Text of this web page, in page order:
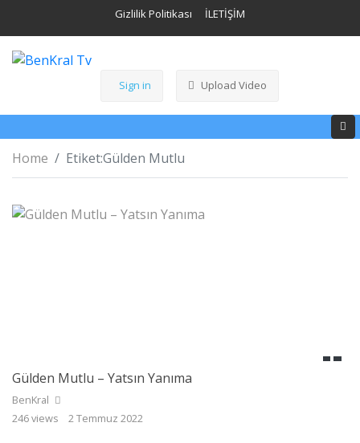
Gizlilik Politikası İLETİŞİM
Sign in Upload Video
Home Etiket:Gülden Mutlu
Gülden Mutlu – Yatsın Yanıma
BenKral
246 views
2 Temmuz 2022